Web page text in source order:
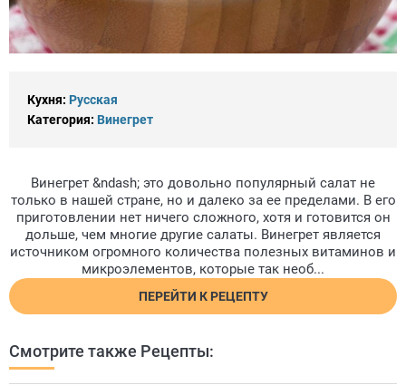
Кухня: Русская
Категория: Винегрет
Винегрет &ndash; это довольно популярный салат не
только в нашей стране, но и далеко за ее пределами. В его
приготовлении нет ничего сложного, хотя и готовится он
дольше, чем многие другие салаты. Винегрет является
источником огромного количества полезных витаминов и
микроэлементов, которые так необ...
ПЕРЕЙТИ К РЕЦЕПТУ
Смотрите также Рецепты: